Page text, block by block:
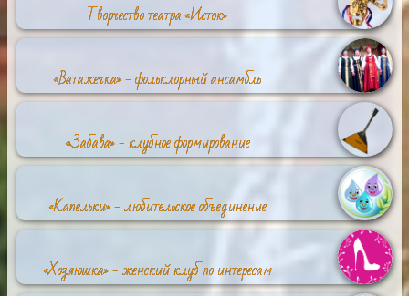
Творчество театра «Исток»
«Ватажечка» - фольклорный ансамбль
«Забава» - клубное формирование
«Капельки» - любительское объединение
«Хозяюшка» - женский клуб по интересам